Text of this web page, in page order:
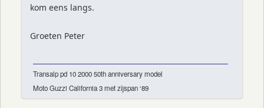
kom eens langs.
Groeten Peter
Transalp pd 10 2000 50th anniversary model
Moto Guzzi California 3 met zijspan ‘89